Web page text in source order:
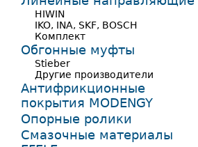
HIWIN
IKO, INA, SKF, BOSCH
Комплект
Обгонные муфты
Stieber
Другие производители
Антифрикционные
покрытия MODENGY
Опорные ролики
Смазочные материалы